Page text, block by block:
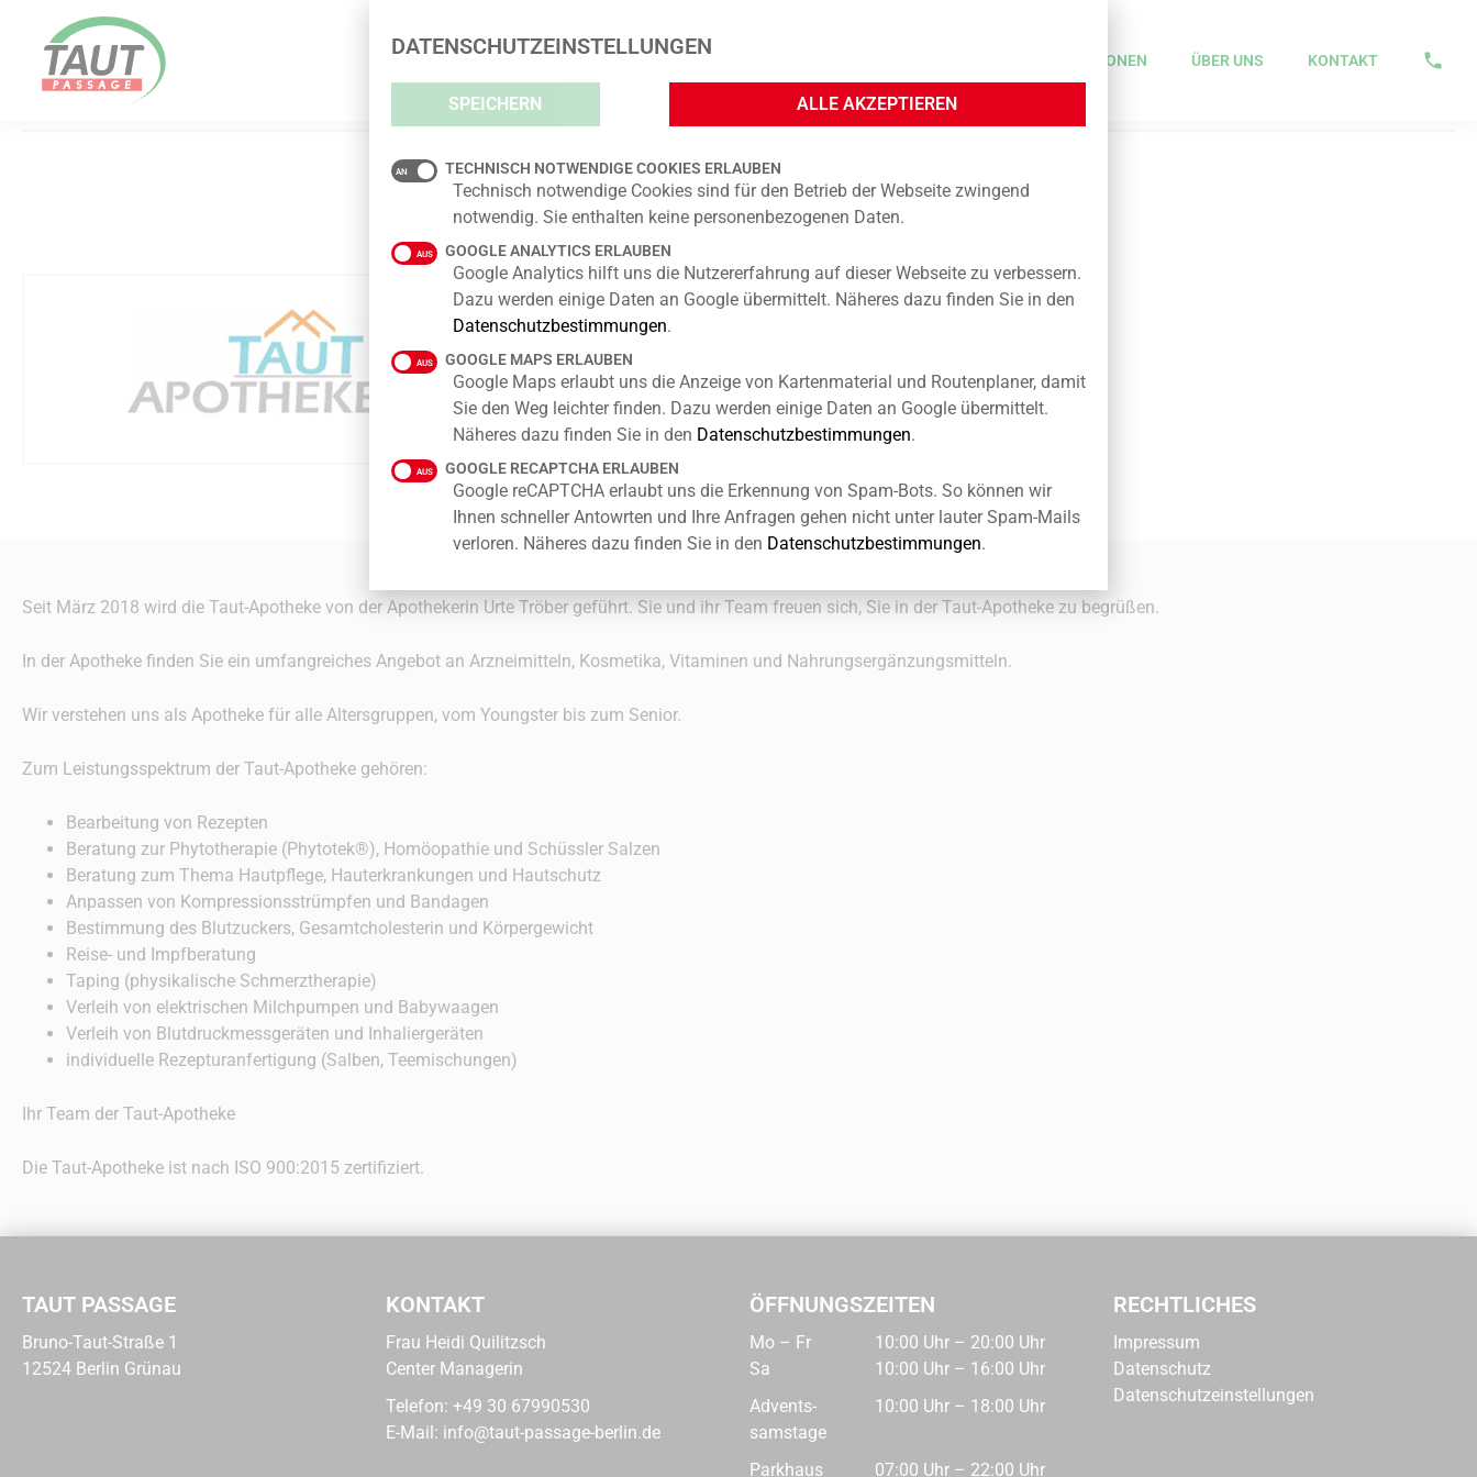
HOME AKTUELLES IMPRESSIONEN ÜBER UNS KONTAKT
TAUT-APOTHEKE
TAUT-APOTHEKE
KONTAKT
Telefon: 030 6789 1257
Telefax: 030 6789 1258
www.taut-apotheke-berlin.de/
ÖFFNUNGSZEITEN
Montag – Freitag:
08:00 – 20:00 Uhr
Samstag:
Seit März 2018 wird die Taut-Apotheke von der Apothekerin Urte Tröber geführt. Sie und ihr Team freuen sich, Sie in der Taut-Apotheke zu begrüßen.
In der Apotheke finden Sie ein umfangreiches Angebot an Arzneimitteln, Kosmetika, Vitaminen und Nahrungsergänzungsmitteln.
Wir verstehen uns als Apotheke für alle Altersgruppen, vom Youngster bis zum Senior.
Zum Leistungsspektrum der Taut-Apotheke gehören:
Bearbeitung von Rezepten
Beratung zur Phytotherapie (Phytotek®), Homöopathie und Schüssler Salzen
Beratung zum Thema Hautpflege, Hauterkrankungen und Hautschutz
Anpassen von Kompressionsstrümpfen und Bandagen
Bestimmung des Blutzuckers, Gesamtcholesterin und Körpergewicht
Reise- und Impfberatung
Taping (physikalische Schmerztherapie)
Verleih von elektrischen Milchpumpen und Babywaagen
Verleih von Blutdruckmessgeräten und Inhaliergeräten
individuelle Rezepturanfertigung (Salben, Teemischungen)
Ihr Team der Taut-Apotheke
Die Taut-Apotheke ist nach ISO 900:2015 zertifiziert.
TAUT PASSAGE
Bruno-Taut-Straße 1
12524 Berlin Grünau
KONTAKT
Frau Heidi Quilitzsch
Center Managerin
Telefon: +49 30 67990530
E-Mail: info@taut-passage-berlin.de
ÖFFNUNGSZEITEN
Mo – Fr
10:00 Uhr – 20:00 Uhr
Sa
10:00 Uhr – 16:00 Uhr
Advents­
samstage
10:00 Uhr – 18:00 Uhr
Parkhaus 07:00 Uhr – 22:00 Uhr
RECHTLICHES
Impressum
Datenschutz
Datenschutzeinstellungen
DATENSCHUTZEINSTELLUNGEN
TECHNISCH NOTWENDIGE COOKIES ERLAUBEN
Technisch notwendige Cookies sind für den Betrieb der Webseite zwingend
notwendig. Sie enthalten keine personenbezogenen Daten.
GOOGLE ANALYTICS ERLAUBEN
Google Analytics hilft uns die Nutzererfahrung auf dieser Webseite zu verbessern.
Dazu werden einige Daten an Google übermittelt. Näheres dazu finden Sie in den
Datenschutzbestimmungen.
GOOGLE MAPS ERLAUBEN
Google Maps erlaubt uns die Anzeige von Kartenmaterial und Routenplaner, damit
Sie den Weg leichter finden. Dazu werden einige Daten an Google übermittelt.
Näheres dazu finden Sie in den Datenschutzbestimmungen.
GOOGLE RECAPTCHA ERLAUBEN
Google reCAPTCHA erlaubt uns die Erkennung von Spam-Bots. So können wir
Ihnen schneller Antowrten und Ihre Anfragen gehen nicht unter lauter Spam-Mails
verloren. Näheres dazu finden Sie in den Datenschutzbestimmungen.
SPEICHERN ALLE AKZEPTIEREN